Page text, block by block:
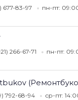
677-83-97 пн-пт:
266-67-71 пн-пт:
792-68-94 ср-пт: